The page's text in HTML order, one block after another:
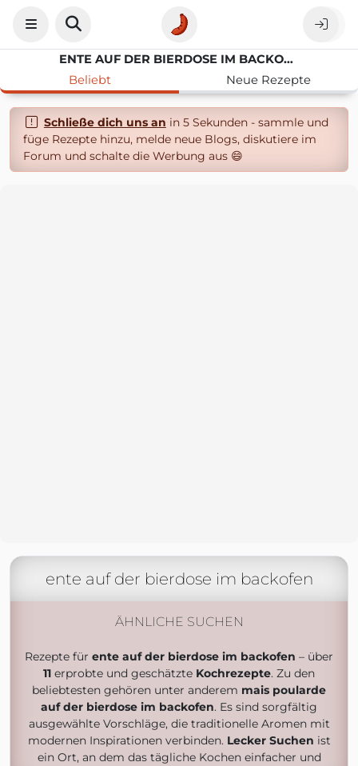
ENTE AUF DER BIERDOSE IM BACKOFEN
Beliebt
Neue Rezepte
Schließe dich uns an in 5 Sekunden - sammle und
füge Rezepte hinzu, melde neue Blogs, diskutiere im
Forum und schalte die Werbung aus 😄
ente auf der bierdose im backofen
ÄHNLICHE SUCHEN
Rezepte für ente auf der bierdose im backofen – über
11 erprobte und geschätzte Kochrezepte. Zu den
beliebtesten gehören unter anderem mais poularde
auf der bierdose im backofen. Es sind sorgfältig
ausgewählte Vorschläge, die traditionelle Aromen mit
modernen Inspirationen verbinden. Lecker Suchen ist
ein Ort, an dem das tägliche Kochen einfacher und